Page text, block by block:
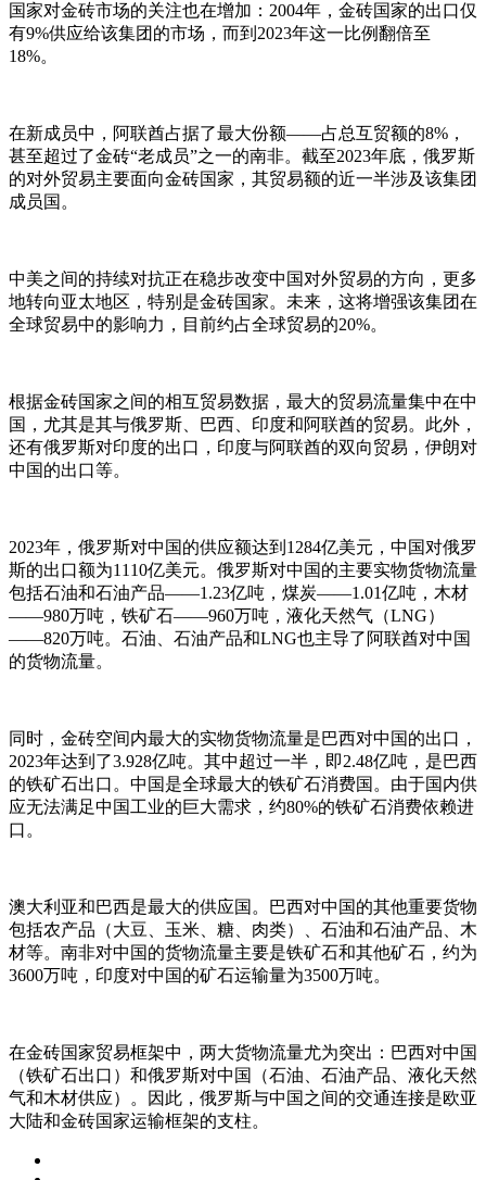
国家对金砖市场的关注也在增加：2004年，金砖国家的出口仅
有9%供应给该集团的市场，而到2023年这一比例翻倍至
18%。
在新成员中，阿联酋占据了最大份额——占总互贸额的8%，
甚至超过了金砖“老成员”之一的南非。截至2023年底，俄罗斯
的对外贸易主要面向金砖国家，其贸易额的近一半涉及该集团
成员国。
中美之间的持续对抗正在稳步改变中国对外贸易的方向，更多
地转向亚太地区，特别是金砖国家。未来，这将增强该集团在
全球贸易中的影响力，目前约占全球贸易的20%。
根据金砖国家之间的相互贸易数据，最大的贸易流量集中在中
国，尤其是其与俄罗斯、巴西、印度和阿联酋的贸易。此外，
还有俄罗斯对印度的出口，印度与阿联酋的双向贸易，伊朗对
中国的出口等。
2023年，俄罗斯对中国的供应额达到1284亿美元，中国对俄罗
斯的出口额为1110亿美元。俄罗斯对中国的主要实物货物流量
包括石油和石油产品——1.23亿吨，煤炭——1.01亿吨，木材
——980万吨，铁矿石——960万吨，液化天然气（LNG）
——820万吨。石油、石油产品和LNG也主导了阿联酋对中国
的货物流量。
同时，金砖空间内最大的实物货物流量是巴西对中国的出口，
2023年达到了3.928亿吨。其中超过一半，即2.48亿吨，是巴西
的铁矿石出口。中国是全球最大的铁矿石消费国。由于国内供
应无法满足中国工业的巨大需求，约80%的铁矿石消费依赖进
口。
澳大利亚和巴西是最大的供应国。巴西对中国的其他重要货物
包括农产品（大豆、玉米、糖、肉类）、石油和石油产品、木
材等。南非对中国的货物流量主要是铁矿石和其他矿石，约为
3600万吨，印度对中国的矿石运输量为3500万吨。
在金砖国家贸易框架中，两大货物流量尤为突出：巴西对中国
（铁矿石出口）和俄罗斯对中国（石油、石油产品、液化天然
气和木材供应）。因此，俄罗斯与中国之间的交通连接是欧亚
大陆和金砖国家运输框架的支柱。